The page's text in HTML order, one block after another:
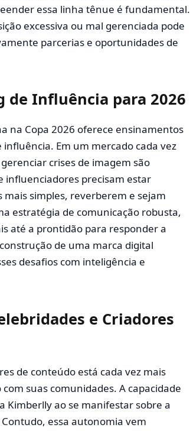
essa linha tênue é fundamental.
excessiva ou mal gerenciada pode
parcerias e oportunidades de
de Influência para 2026
na Copa 2026 oferece ensinamentos
Em um mercado cada vez
crises de imagem são
influenciadores precisam estar
simples, reverberem e sejam
estratégia de comunicação robusta,
até a prontidão para responder a
de uma marca digital
desafios com inteligência e
e Criadores
de conteúdo está cada vez mais
suas comunidades. A capacidade
Kimberlly ao se manifestar sobre a
essa autonomia vem